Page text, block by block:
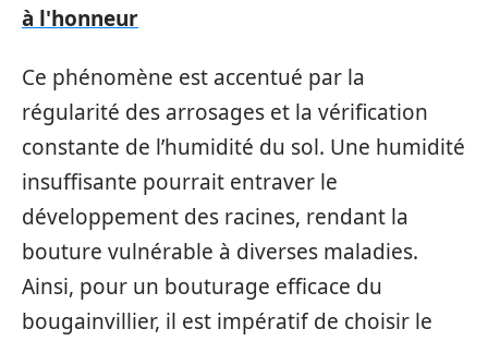
à l'honneur
Ce phénomène est accentué par la
régularité des arrosages et la vérification
constante de l’humidité du sol. Une humidité
insuffisante pourrait entraver le
développement des racines, rendant la
bouture vulnérable à diverses maladies.
Ainsi, pour un bouturage efficace du
bougainvillier, il est impératif de choisir le